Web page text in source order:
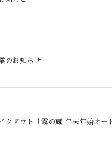
のお知らせ
クアウト「霧の蔵 年末年始オー